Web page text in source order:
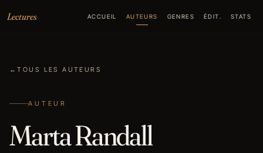
Lectures
ACCUEIL AUTEURS GENRES ÉDIT. STATS
←TOUS LES AUTEURS
AUTEUR
Marta Randall